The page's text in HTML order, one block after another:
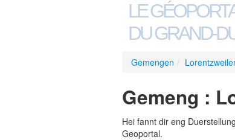
LE
DU GRAND-
Gemengen /
Gemeng :
Hei fannt dir eng
Geoportal.